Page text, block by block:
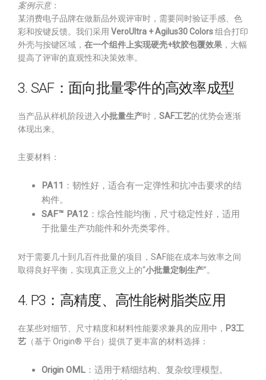
案例示意：
某消费电子品牌在做新品外观评审时，需要同时验证手感、色
彩和按键反馈。我们采用 VeroUltra + Agilus30 Colors组合打印
外壳与按键区域， 在一个组件上实现硬壳+软胶包覆效果 ，大幅
提高了评审的直观性和决策效率。
3. SAF：面向批量零件的高效率成型
当产品从样机阶段进入小批量生产时， SAF工艺的优势会逐渐
体现出来。
主要材料：
PA11 ：韧性好，适合有一定弹性和抗冲击要求的结
构件。
SAF™ PA12 ：综合性能均衡，尺寸稳定性好，适用
于批量生产功能件和外壳类零件。
对于需要几十到几百件批量的项目，SAF能在成本与效率之间
取得良好平衡，实现真正意义上的“小批量定制生产”。
4. P3：高精度、高性能树脂类应用
在某些对细节、尺寸精度和材料性能要求兼具的应用中， P3工
艺 （基于 Origin® 平台）提供了更丰富的材料选择：
Origin OML ：适用于精细结构、复杂纹理模型。